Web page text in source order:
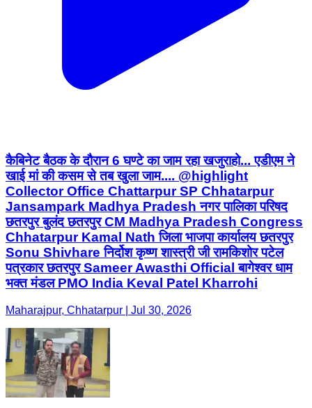
कैबिनेट बैठक के दौरान 6 घण्टे का जाम रहा खजुराहो... एडीएम ने
खाई मां की कसम से तब खुला जाम.... @highlight
Collector Office Chattarpur SP Chhatarpur
Jansampark Madhya Pradesh नगर पालिका परिषद
छतरपुर बुलंद छतरपुर CM Madhya Pradesh Congress
Chhatarpur Kamal Nath जिला भाजपा कार्यालय छतरपुर
Sonu Shivhare निर्दोश कृष्ण शास्त्री जी रामकिशोर पटेल
पत्रकार छतरपुर Sameer Awasthi Official बागेश्वर धाम
भक्त मंडल PMO India Keval Patel Kharrohi
Maharajpur, Chhatarpur | Jul 30, 2026